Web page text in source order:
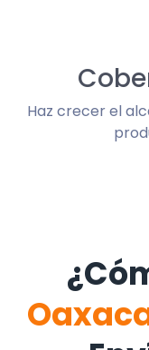
Haz crecer el